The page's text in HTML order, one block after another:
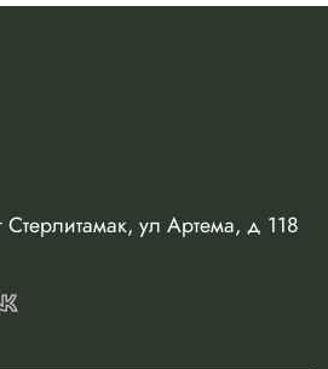
Стерлитамак, ул Артема, д 118